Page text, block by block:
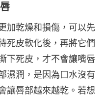
加乾燥和損傷，可以先
死皮軟化後，再將它們
下死皮，才不會讓嘴唇
濕潤，是因為口水沒有
讓唇部越來越乾。若想